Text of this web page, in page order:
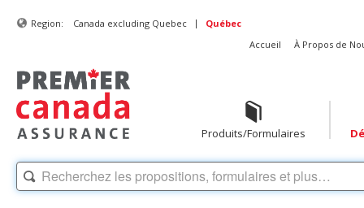
Region: Canada excluding Quebec |
Québec
Accueil
À Propos de
Produits/Formulaires